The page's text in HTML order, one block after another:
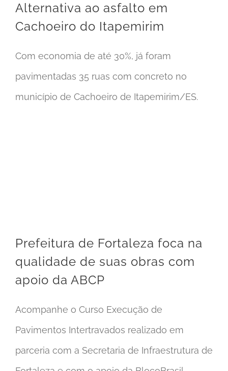
Alternativa ao asfalto em
Cachoeiro do Itapemirim
Com economia de até 30%, já foram
pavimentadas 35 ruas com concreto no
município de Cachoeiro de Itapemirim/ES.
Prefeitura de Fortaleza foca na
qualidade de suas obras com
apoio da ABCP
Acompanhe o Curso Execução de
Pavimentos Intertravados realizado em
parceria com a Secretaria de Infraestrutura de